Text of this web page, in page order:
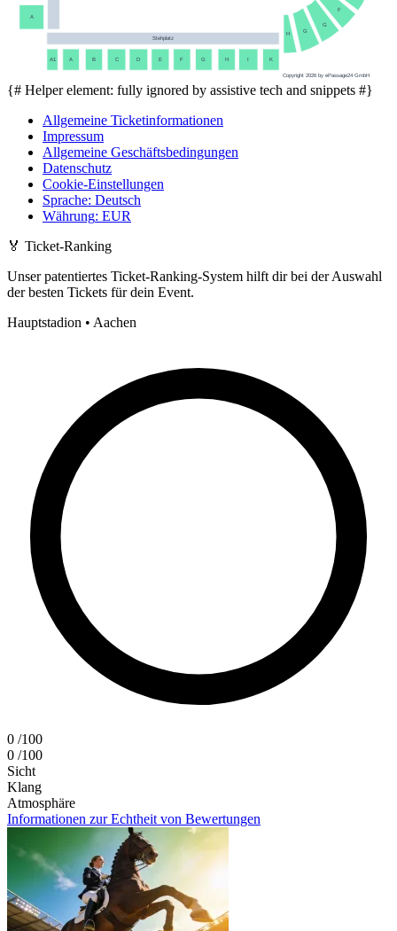
F
G
G
H
Stehplatz
K
I
H
G
F
E
D
C
B
A
A1
A
Copyright 2026 by ePassage24 GmbH
{# Helper element: fully ignored by assistive tech and snippets #}
Allgemeine Ticketinformationen
Impressum
Allgemeine Geschäftsbedingungen
Datenschutz
Cookie-Einstellungen
Sprache: Deutsch
Währung: EUR
🏅 Ticket-Ranking
Unser patentiertes Ticket-Ranking-System hilft dir bei der Auswahl
der besten Tickets für dein Event.
Hauptstadion • Aachen
0 /100
0 /100
Sicht
Klang
Atmosphäre
Informationen zur Echtheit von Bewertungen